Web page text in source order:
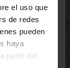
el uso que
de redes
pueden
haya
partir del
¿Quieres